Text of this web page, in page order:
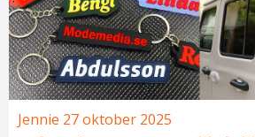
Jennie 27 oktober 2025